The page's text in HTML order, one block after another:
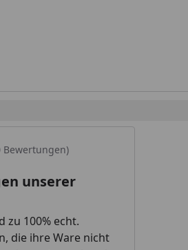
Bewertungen)
unserer
zu 100% echt.
die ihre Ware nicht